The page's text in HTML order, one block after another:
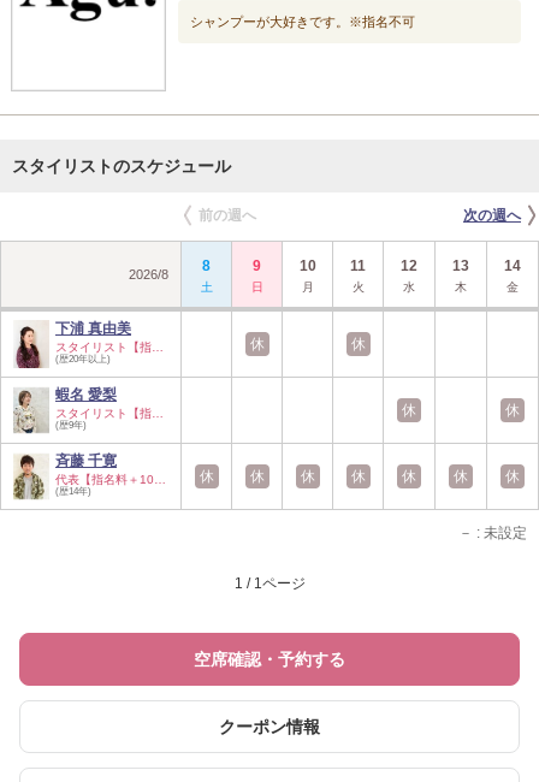
シャンプーが大好きです。※指名不可
スタイリストのスケジュール
前の週へ 次の週へ
2026/8 8
土
9
日
10
月
11
火
12
水
13
木
14
金
下浦 真由美
(歴20年以上)
蝦名 愛梨
(歴9年)
斉藤 千寛
(歴14年)
休 休
休 休
休 休 休 休 休 休 休
－ : 未設定
1 / 1ページ
空席確認・予約する
クーポン情報